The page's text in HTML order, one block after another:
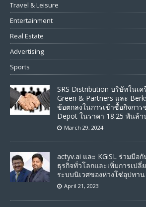
Travel & Leisure
Entertainment
Real Estate
Advertising
Sports
SRS Distribution บริษัทในเ
Green & Partners และ
ข้อตกลงในการเข้าซื้อกิจการ
Depot ในราคา 18.25 พันล้
March 29, 2024
actyv.ai และ KGiSL ร่วมมือ
ธุรกิจทั่วโลกและเพิ่มการเป
ระบบนิเวศของห่วงโซ่อุปทาน
April 21, 2023